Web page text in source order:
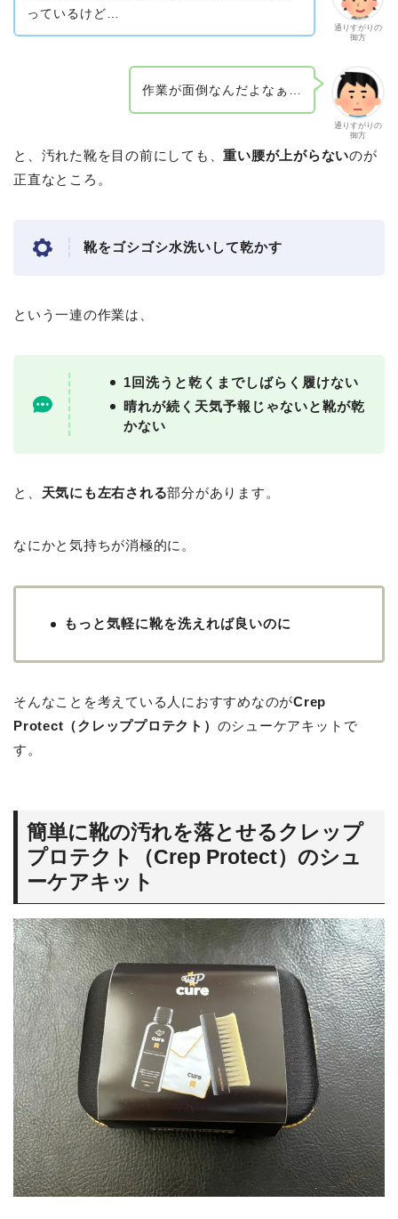
通りすがりの
御方
っているけど…
通りすがりの
御方
作業が面倒なんだよなぁ…
と、汚れた靴を目の前にしても、重い腰が上がらないのが
正直なところ。
靴をゴシゴシ水洗いして乾かす
という一連の作業は、
1回洗うと乾くまでしばらく履けない
晴れが続く天気予報じゃないと靴が乾
かない
と、 天気にも左右される部分があります。
なにかと気持ちが消極的に。
もっと気軽に靴を洗えれば良いのに
そんなことを考えている人におすすめなのがCrep
Protect（クレッププロテクト） のシューケアキットで
す。
簡単に靴の汚れを落とせるクレップ
プロテクト（Crep Protect）のシュ
ーケアキット